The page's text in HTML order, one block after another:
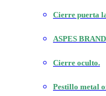
Cierre puerta
ASPES
Cierre oculto.
Pestillo metal